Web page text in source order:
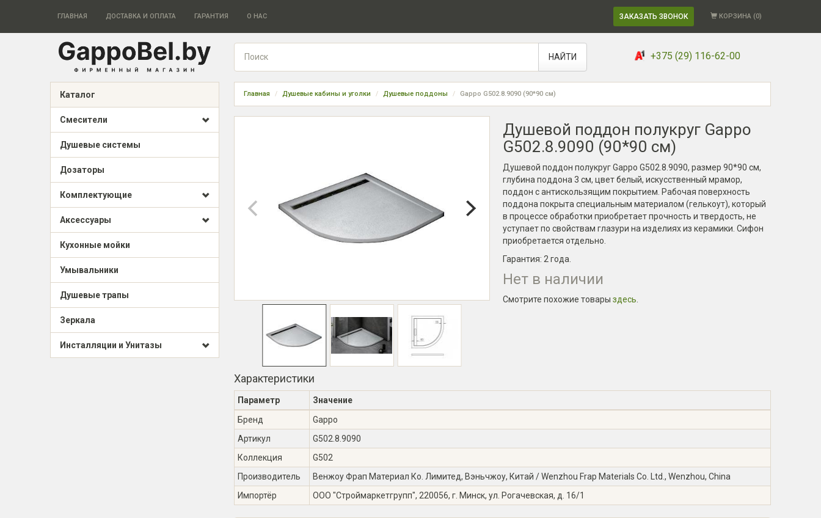
ГЛАВНАЯ ДОСТАВКА И ОПЛАТА ГАРАНТИЯ О НАС ЗАКАЗАТЬ ЗВОНОК КОРЗИНА (0)
НАЙТИ +375 (29) 116-62-00
Каталог
Смесители
Душевые системы
Дозаторы
Комплектующие
Аксессуары
Кухонные мойки
Умывальники
Душевые трапы
Зеркала
Инсталляции и Унитазы
Главная Душевые кабины и уголки Душевые поддоны Gappo G502.8.9090 (90*90 см)
Душевой поддон полукруг Gappo
G502.8.9090 (90*90 см)
Душевой поддон полукруг Gappo G502.8.9090, размер 90*90 см,
глубина поддона 3 см, цвет белый, искусственный мрамор,
поддон с антискользящим покрытием. Рабочая поверхность
поддона покрыта специальным материалом (гелькоут), который
в процессе обработки приобретает прочность и твердость, не
уступает по свойствам глазури на изделиях из керамики. Сифон
приобретается отдельно.
Гарантия: 2 года
Нет в наличии
Смотрите похожие товары здесь
Характеристики
Параметр
Значение
Бренд
Gappo
Артикул
G502.8.9090
Коллекция
G502
Производитель
Венжоу Фрап Материал Ко. Лимитед, Вэньчжоу, Китай / Wenzhou Frap Materials Co. Ltd., Wenzhou, China
Импортёр
ООО "Строймаркетгрупп", 220056, г. Минск, ул. Рогачевская, д. 16/1